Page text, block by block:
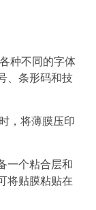
种不同的字体
、条形码和技
，将薄膜压印
一个粘合层和
将贴膜粘贴在